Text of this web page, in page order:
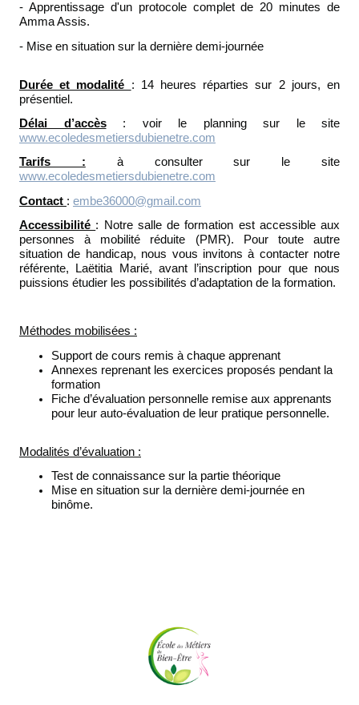
- Apprentissage d'un protocole complet de 20 minutes de
Amma Assis.
- Mise en situation sur la dernière demi-journée
Durée et modalité : 14 heures réparties sur 2 jours, en
présentiel.
Délai d’accès: voir le planning sur le site
www.ecoledesmetiersdubienetre.com
Tarifs : à consulter sur le site
www.ecoledesmetiersdubienetre.com
Contact : embe36000@gmail.com
Accessibilité : Notre salle de formation est accessible aux
personnes à mobilité réduite (PMR). Pour toute autre
situation de handicap, nous vous invitons à contacter notre
référente, Laëtitia Marié, avant l’inscription pour que nous
puissions étudier les possibilités d’adaptation de la formation.
Méthodes mobilisées :
Support de cours remis à chaque apprenant
Annexes reprenant les exercices proposés pendant la
formation
Fiche d’évaluation personnelle remise aux apprenants
pour leur auto-évaluation de leur pratique personnelle.
Modalités d’évaluation :
Test de connaissance sur la partie théorique
Mise en situation sur la dernière demi-journée en
binôme.